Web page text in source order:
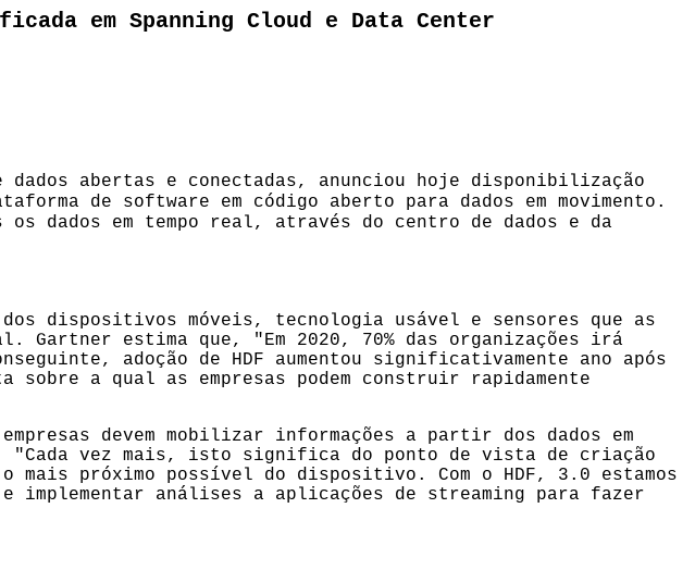
em Spanning Cloud e Data Center
dados abertas e conectadas, anunciou hoje disponibilização
de software em código aberto para dados em movimento.
dados em tempo real, através do centro de dados e da
dispositivos móveis, tecnologia usável e sensores que as
Gartner estima que, "Em 2020, 70% das organizações irá
adoção de HDF aumentou significativamente ano após
a qual as empresas podem construir rapidamente
devem mobilizar informações a partir dos dados em
"Cada vez mais, isto significa do ponto de vista de criação
mais próximo possível do dispositivo. Com o HDF, 3.0 estamos
análises a aplicações de streaming para fazer